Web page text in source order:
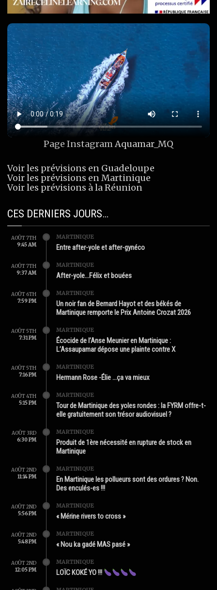
Page InstagramAquamar_MQ
Voir les prévisions en Guadeloupe
Voir les prévisions en Martinique
Voir les prévisions à la Réunion
CES DERNIERS JOURS…
AOÛT 7TH
9:45 AM
MARTINIQUE
Entre after-yole et after-gynéco
AOÛT 7TH
9:37 AM
MARTINIQUE
After-yole…Félix et bouées
AOÛT 6TH
7:59 PM
MARTINIQUE
Un noir fan de Bernard Hayot et des békés de
Martinique remporte le Prix Antoine Crozat 2026
AOÛT 5TH
7:31 PM
MARTINIQUE
Écocide de l’Anse Meunier en Martinique :
L’Assaupamar dépose une plainte contre X
AOÛT 5TH
7:16 PM
MARTINIQUE
Hermann Rose -Élie …ça va mieux
AOÛT 4TH
5:15 PM
MARTINIQUE
Tour de Martinique des yoles rondes : la FYRM offre-t-
elle gratuitement son trésor audiovisuel ?
AOÛT 3RD
6:30 PM
MARTINIQUE
Produit de 1ère nécessité en rupture de stock en
Martinique
AOÛT 2ND
11:14 PM
MARTINIQUE
En Martinique les pollueurs sont des ordures ? Non.
Des enculés-es !!!
AOÛT 2ND
5:56 PM
MARTINIQUE
« Mérine rivers to cross »
AOÛT 2ND
5:48 PM
MARTINIQUE
« Nou ka gadé MAS pasé »
AOÛT 2ND
12:05 PM
MARTINIQUE
LOÏC KOKÉ YO !!!